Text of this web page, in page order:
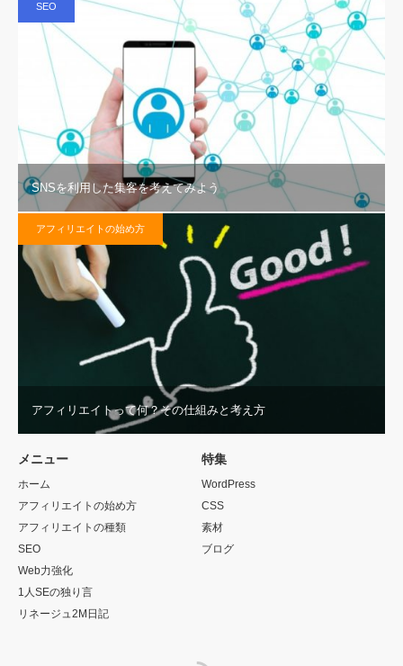
SEO
SNSを利用した集客を考えてみよう
アフィリエイトの始め方
アフィリエイトって何？その仕組みと考え方
メニュー
ホーム
アフィリエイトの始め方
アフィリエイトの種類
SEO
Web力強化
1人SEの独り言
リネージュ2M日記
特集
WordPress
CSS
素材
ブログ